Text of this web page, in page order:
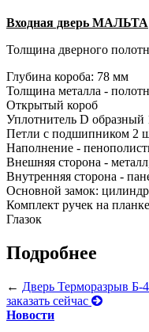
Входная дверь МАЛЬТА
Толщина дверного
Глубина короба: 78 мм
Толщина металла -
Открытый короб
Уплотнитель D
Петли с подшипником 2
Наполнение -
Внешняя сторона -
Внутренняя сторона -
Основной замок:
Комплект ручек на
Глазок
Подробнее
← Дверь Терморазрыв Б-
заказать сейчас
Новости